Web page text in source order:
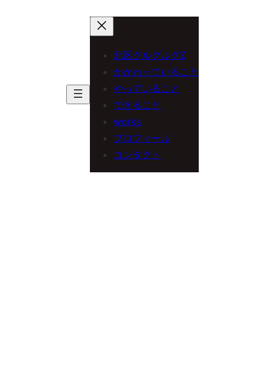
北区グルグルグZ
かかわっていること
やっていること
できること
works
プロフィール
コンタクト